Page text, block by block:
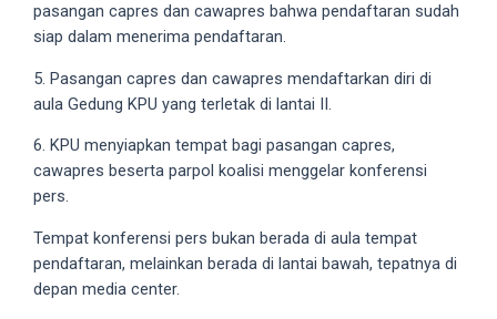
find
exclusive
productions
shot
ourselves.
Surf
each
pasangan capres dan cawapres bahwa pendaftaran sudah
siap dalam menerima pendaftaran.
5. Pasangan capres dan cawapres mendaftarkan diri di
aula Gedung KPU yang terletak di lantai II.
6. KPU menyiapkan tempat bagi pasangan capres,
cawapres beserta parpol koalisi menggelar konferensi
pers.
Tempat konferensi pers bukan berada di aula tempat
pendaftaran, melainkan berada di lantai bawah, tepatnya di
depan media center.